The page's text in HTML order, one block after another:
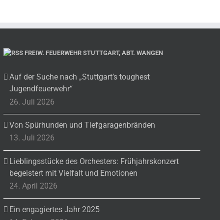
FREIW. FEUERWEHR STUTTGART, ABT. WANGEN
Auf der Suche nach „Stuttgart’s toughest
Jugendfeuerwehr“
26. Juli 2026
Von Spürhunden und Tiefgaragenbränden
13. Juli 2026
Lieblingsstücke des Orchesters: Frühjahrskonzert
begeistert mit Vielfalt und Emotionen
24. April 2026
Ein engagiertes Jahr 2025